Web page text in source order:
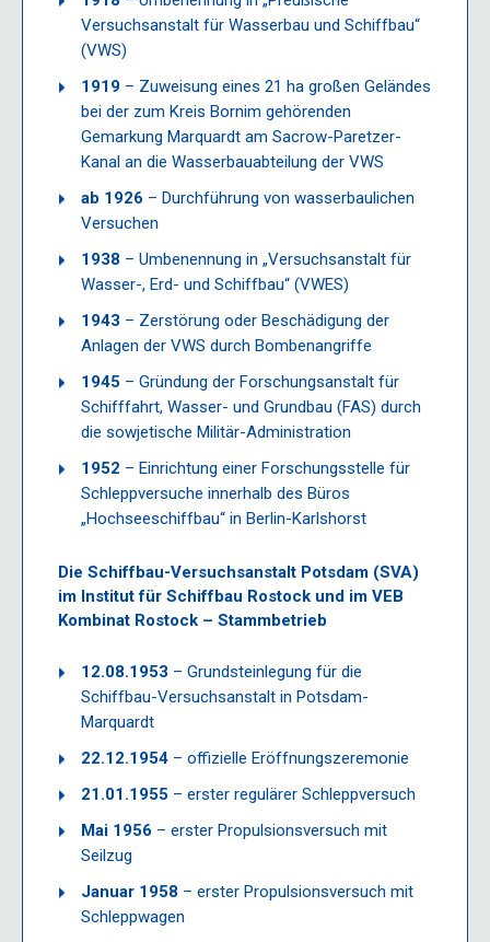
Versuchsanstalt für Wasserbau und Schiffbau“
(VWS)
1919 – Zuweisung eines 21 ha großen Geländes
bei der zum Kreis Bornim gehörenden
Gemarkung Marquardt am Sacrow-Paretzer-
Kanal an die Wasserbauabteilung der VWS
ab 1926 – Durchführung von wasserbaulichen
Versuchen
1938 – Umbenennung in „Versuchsanstalt für
Wasser-, Erd- und Schiffbau“ (VWES)
1943 – Zerstörung oder Beschädigung der
Anlagen der VWS durch Bombenangriffe
1945 – Gründung der Forschungsanstalt für
Schifffahrt, Wasser- und Grundbau (FAS) durch
die sowjetische Militär-Administration
1952 – Einrichtung einer Forschungsstelle für
Schleppversuche innerhalb des Büros
„Hochseeschiffbau“ in Berlin-Karlshorst
Die Schiffbau-Versuchsanstalt Potsdam (SVA)
im Institut für Schiffbau Rostock und im VEB
Kombinat Rostock – Stammbetrieb
12.08.1953 – Grundsteinlegung für die
Schiffbau-Versuchsanstalt in Potsdam-
Marquardt
22.12.1954 – offizielle Eröffnungszeremonie
21.01.1955 – erster regulärer Schleppversuch
Mai 1956 – erster Propulsionsversuch mit
Seilzug
Januar 1958 – erster Propulsionsversuch mit
Schleppwagen